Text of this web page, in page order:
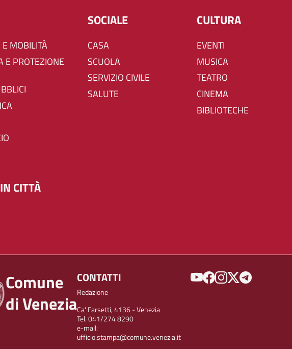
E MOBILITÀ
SOCIALE
CASA
SCUOLA
SERVIZIO CIVILE
SALUTE
CULTURA
EVENTI
MUSICA
TEATRO
CINEMA
BIBLIOTECHE
CITTÀ
Comune
di Venezia
CONTATTI
Redazione
Ca' Farsetti, 4136 - Venezia
Tel. 041/274 8290
e-mail:
ufficio.stampa@comune.venezia.it
SOCIAL MENU